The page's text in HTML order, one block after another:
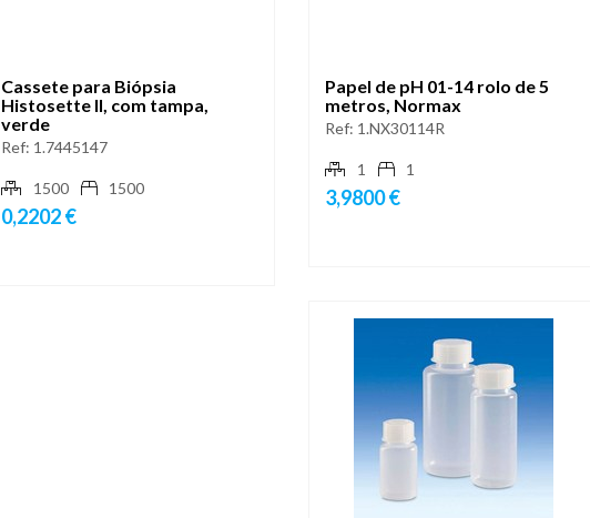
Cassete para Biópsia
Histosette II, com tampa,
verde
Ref: 1.7445147
1500 1500
0,2202 €
Papel de pH 01-14 rolo de 5
metros, Normax
Ref: 1.NX30114R
1 1
3,9800 €